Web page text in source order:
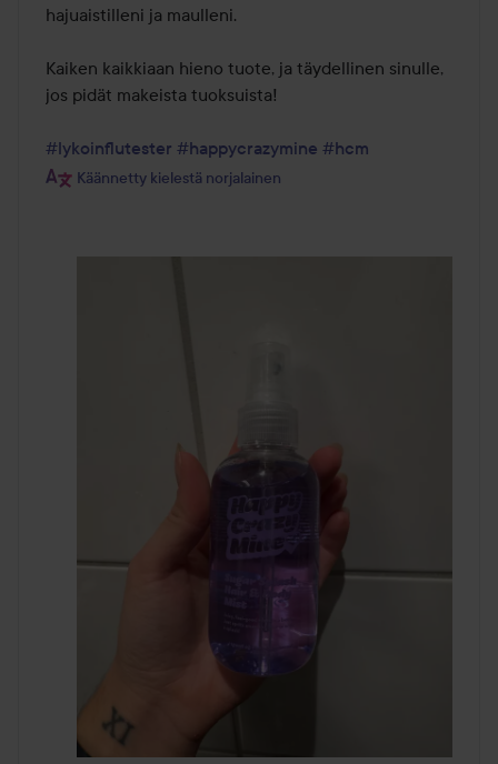
hajuaistilleni ja maulleni.
Kaiken kaikkiaan hieno tuote, ja täydellinen sinulle,
jos pidät makeista tuoksuista!
#lykoinflutester #happycrazymine #hcm
Käännetty kielestä norjalainen